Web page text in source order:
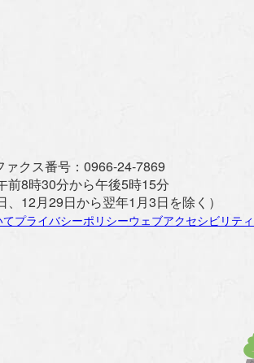
ァクス番号： 0966-24-7869
前8時30分から午後5時15分
、12月29日から翌年1月3日を除く）
プライバシーポリシーウェブアクセシビリティ